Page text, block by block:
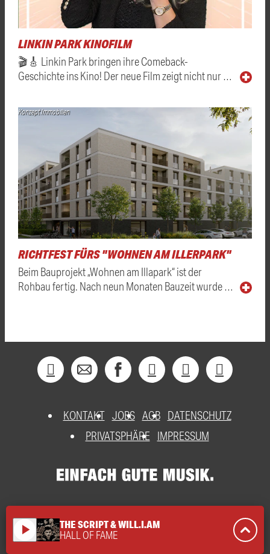
LINKIN PARK KINOFILM
🎬🎸 Linkin Park bringen ihre Comeback-
Geschichte ins Kino! Der neue Film zeigt nicht nur …
Konzept Immobilien
RICHTFEST FÜRS "WOHNEN AM ILLERPARK"
Beim Bauprojekt „Wohnen am Illapark“ ist der
Rohbau fertig. Nach neun Monaten Bauzeit wurde …
KONTAKT JOBS AGB DATENSCHUTZ
PRIVATSPHÄRE
IMPRESSUM
play_arrow THE SCRIPT & WILL.I.AM
HALL OF FAME